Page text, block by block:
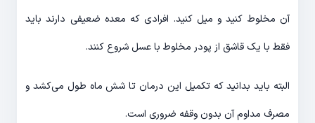
آن مخلوط کنید و میل کنید. افرادی که معده ضعیفی دارند باید
فقط با یک قاشق از پودر مخلوط با عسل شروع کنند.
البته باید بدانید که تکمیل این درمان تا شش ماه طول می‌کشد و
مصرف مداوم آن بدون وقفه ضروری است.